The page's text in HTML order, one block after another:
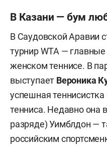
В Казани — бум
В Саудовской Аравии
турнир WTA —
женском теннисе. В
выступает Вероника
успешная теннисистка
тенниса. Недавно она
разряде) Уимблдон —
российским